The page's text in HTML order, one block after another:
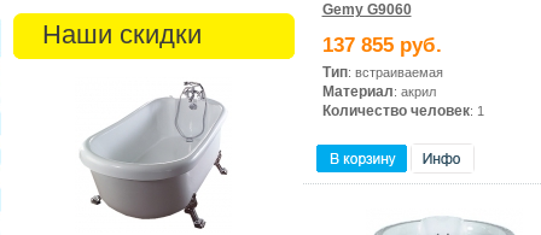
Наши скидки
Gemy G9060
137 855 руб.
Тип: встраиваемая
Материал: акрил
Количество человек: 1